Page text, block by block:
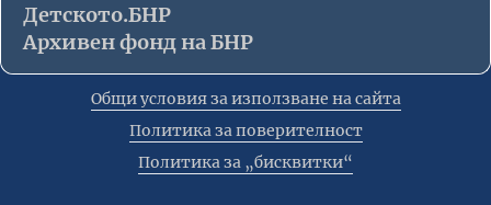
Детското.БНР
Архивен фонд на БНР
Общи условия за използване на сайта
Политика за поверителност
Политика за „бисквитки“